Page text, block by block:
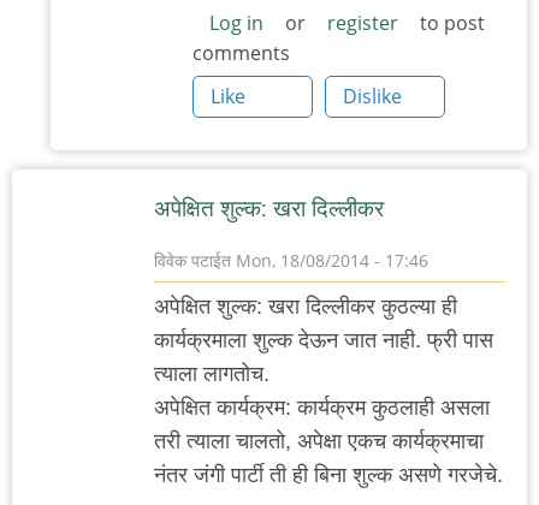
Log in or register
to post
comments
Like
Dislike
अपेक्षित शुल्क: खरा दिल्लीकर
विवेक पटाईत Mon, 18/08/2014 - 17:46
अपेक्षित शुल्क: खरा दिल्लीकर कुठल्या ही
कार्यक्रमाला शुल्क देऊन जात नाही. फ्री पास
त्याला लागतोच.
अपेक्षित कार्यक्रम: कार्यक्रम कुठलाही असला
तरी त्याला चालतो, अपेक्षा एकच कार्यक्रमाचा
नंतर जंगी पार्टी ती ही बिना शुल्क असणे गरजेचे.